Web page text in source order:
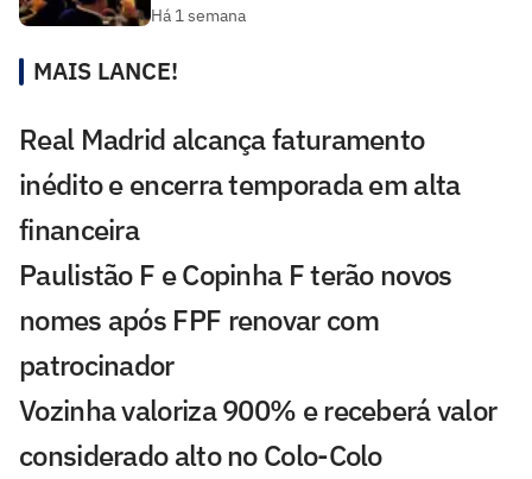
Há 1 semana
MAIS LANCE!
Real Madrid alcança faturamento
inédito e encerra temporada em alta
financeira
Paulistão F e Copinha F terão novos
nomes após FPF renovar com
patrocinador
Vozinha valoriza 900% e receberá valor
considerado alto no Colo-Colo